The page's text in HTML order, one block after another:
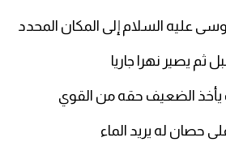
عليه السلام إلى المكان المحدد
ثم يصير نهرا جاريا
الضعيف حقه من القوي
حصان له يريد الماء